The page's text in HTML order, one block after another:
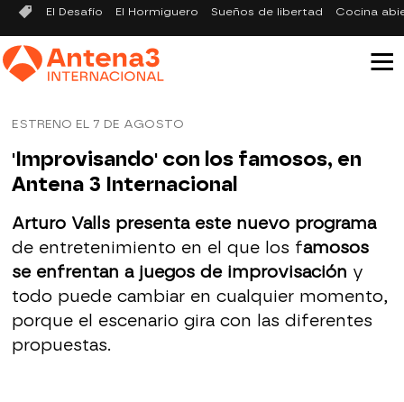
El Desafío El Hormiguero Sueños de libertad Cocina
ESTRENO EL 7 DE AGOSTO
'Improvisando' con los famosos, en
Antena 3 Internacional
Arturo Valls presenta este nuevo programa
de entretenimiento en el que los famosos
se enfrentan a juegos de improvisación y
todo puede cambiar en cualquier momento,
porque el escenario gira con las diferentes
propuestas.